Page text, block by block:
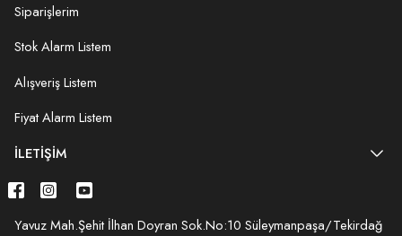
Siparişlerim
Stok Alarm Listem
Alışveriş Listem
Fiyat Alarm Listem
İLETIŞIM
Yavuz Mah.Şehit İlhan Doyran Sok.No:10 Süleymanpaşa/Tekirdağ